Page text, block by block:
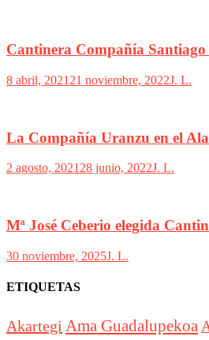
Cantinera Compañía
8 abril, 2021 21 noviembre, 2022J. L.
La Compañía Uranzu en el
2 agosto, 202128 junio, 2022J. L.
Mª José Ceberio elegida
30 noviembre, 2025J. L.
ETIQUETAS
Akartegi Ama Guadalupekoa